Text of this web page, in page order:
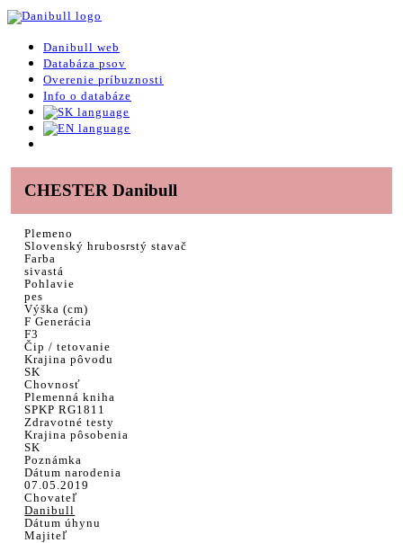
Danibull web
Databáza psov
Overenie príbuznosti
Info o databáze
CHESTER Danibull
Plemeno
Slovenský hrubosrstý stavač
Farba
sivastá
Pohlavie
pes
Výška (cm)
F Generácia
F3
Čip / tetovanie
Krajina pôvodu
SK
Chovnosť
Plemenná kniha
SPKP RG1811
Zdravotné testy
Krajina pôsobenia
SK
Poznámka
Dátum narodenia
07.05.2019
Chovateľ
Danibull
Dátum úhynu
Majiteľ